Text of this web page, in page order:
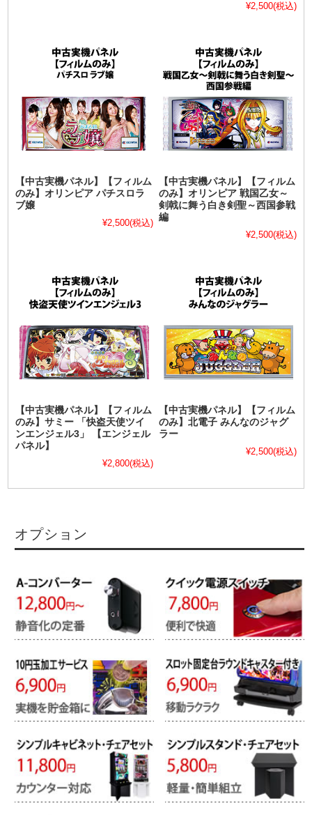
¥2,500(税込)
【中古実機パネル】【フィルム
のみ】オリンピア パチスロラ
ブ嬢
¥2,500(税込)
【中古実機パネル】【フィルム
のみ】オリンピア 戦国乙女～
剣戟に舞う白き剣聖～西国参戦
編
¥2,500(税込)
【中古実機パネル】【フィルム
のみ】サミー 「快盗天使ツイ
ンエンジェル3」 【エンジェル
パネル】
¥2,800(税込)
【中古実機パネル】【フィルム
のみ】北電子 みんなのジャグ
ラー
¥2,500(税込)
オプション